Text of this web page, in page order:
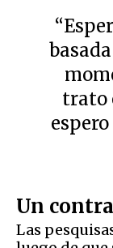
trato
Un
Las